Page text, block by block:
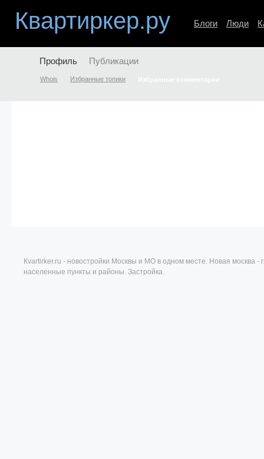
Квартиркер.ру Блоги Люди
Профиль
Whois Избранные топики
Публикации
Кvartirker.ru - новостройки Москвы и МО в одном месте. Новая москва
населенные пункты и районы. Застройка.